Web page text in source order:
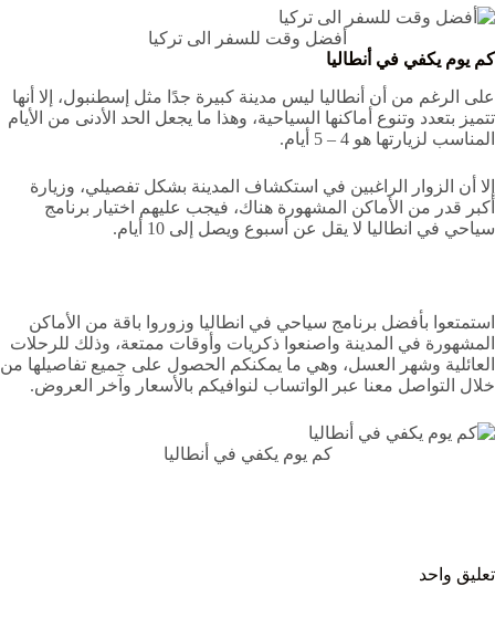
أفضل وقت للسفر الى تركيا
كم يوم يكفي في أنطاليا
على الرغم من أن أنطاليا ليس مدينة كبيرة جدًا مثل إسطنبول، إلا أنها
تتميز بتعدد وتنوع أماكنها السياحية، وهذا ما يجعل الحد الأدنى من الأيام
المناسب لزيارتها هو 4 – 5 أيام.
إلا أن الزوار الراغبين في استكشاف المدينة بشكل تفصيلي، وزيارة
أكبر قدر من الأماكن المشهورة هناك، فيجب عليهم اختيار برنامج
سياحي في انطاليا لا يقل عن أسبوع ويصل إلى 10 أيام.
استمتعوا بأفضل برنامج سياحي في انطاليا وزوروا باقة من الأماكن
المشهورة في المدينة واصنعوا ذكريات وأوقات ممتعة، وذلك للرحلات
العائلية وشهر العسل، وهي ما يمكنكم الحصول على جميع تفاصيلها من
خلال التواصل معنا عبر الواتساب لنوافيكم بالأسعار وآخر العروض.
كم يوم يكفي في أنطاليا
تعليق واحد